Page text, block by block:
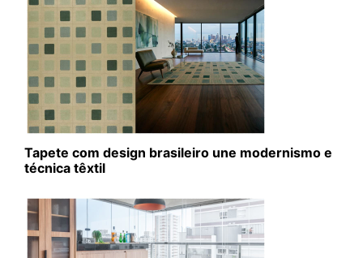
Tapete com design brasileiro une modernismo e
técnica têxtil